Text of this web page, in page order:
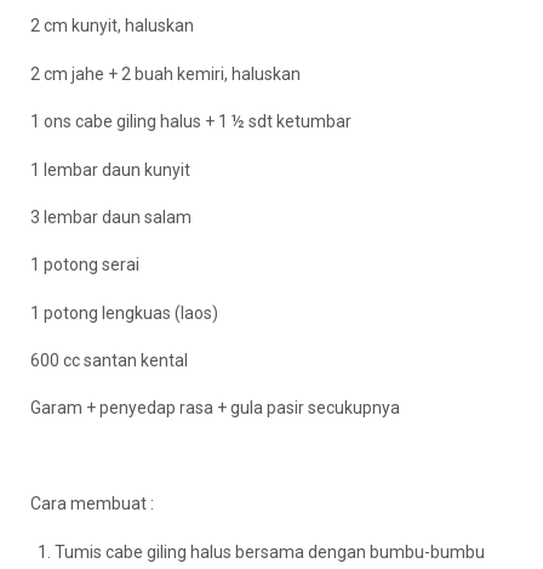
2 cm kunyit, haluskan
2 cm jahe + 2 buah kemiri, haluskan
1 ons cabe giling halus + 1 ½ sdt ketumbar
1 lembar daun kunyit
3 lembar daun salam
1 potong serai
1 potong lengkuas (laos)
600 cc santan kental
Garam + penyedap rasa + gula pasir secukupnya
Cara membuat :
Tumis cabe giling halus bersama dengan bumbu-bumbu